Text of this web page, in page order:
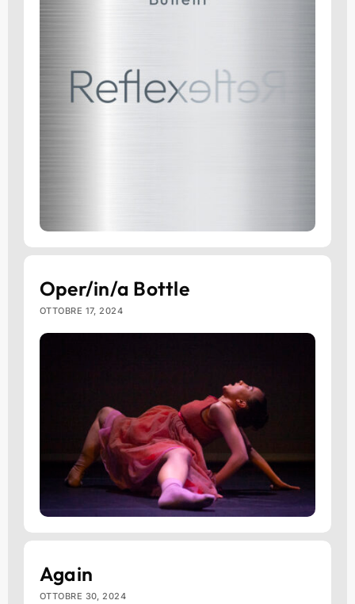
Oper/in/a Bottle
OTTOBRE 17, 2024
Again
OTTOBRE 30, 2024